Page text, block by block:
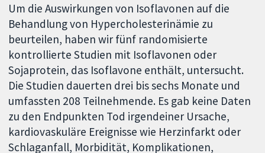
Um die Auswirkungen von Isoflavonen auf die
Behandlung von Hypercholesterinämie zu
beurteilen, haben wir fünf randomisierte
kontrollierte Studien mit Isoflavonen oder
Sojaprotein, das Isoflavone enthält, untersucht.
Die Studien dauerten drei bis sechs Monate und
umfassten 208 Teilnehmende. Es gab keine Daten
zu den Endpunkten Tod irgendeiner Ursache,
kardiovaskuläre Ereignisse wie Herzinfarkt oder
Schlaganfall, Morbidität, Komplikationen,